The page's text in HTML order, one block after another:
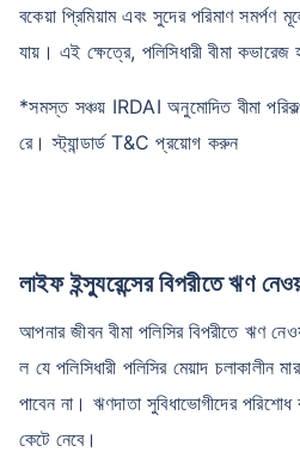
বকেয়া প্রিমিয়াম এবং সুদের পরিমাণ সমর্পণ
যায়। এই ক্ষেত্রে, পলিসিধারী বীমা কভারেজ
*সমস্ত সঞ্চয় IRDAI অনুমোদিত বীমা
রে। স্ট্যান্ডার্ড T&C প্রয়োগ করুন
লাইফ ইন্স্যুরেন্সের বিপরীতে ঋণ
আপনার জীবন বীমা পলিসির বিপরীতে ঋণ
ল যে পলিসিধারী পলিসির মেয়াদ চলাকালীন
পাবেন না। ঋণদাতা সুবিধাভোগীদের
কেটে নেবে।
*৪৩৪/মাস হল ১ কোটির টার্ম লাইফ ইন্স্যুরেন্সের শুরুর দাম — ধূমপান না
এমন ব্যক্তির জন্য, ৪৬ বছর বয়স পর্যন্ত কভার। *₹১,৩৭৬/মাস হল ১